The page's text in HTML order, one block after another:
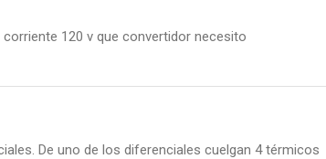
120 v que convertidor necesito
De uno de los diferenciales cuelgan 4 térmicos